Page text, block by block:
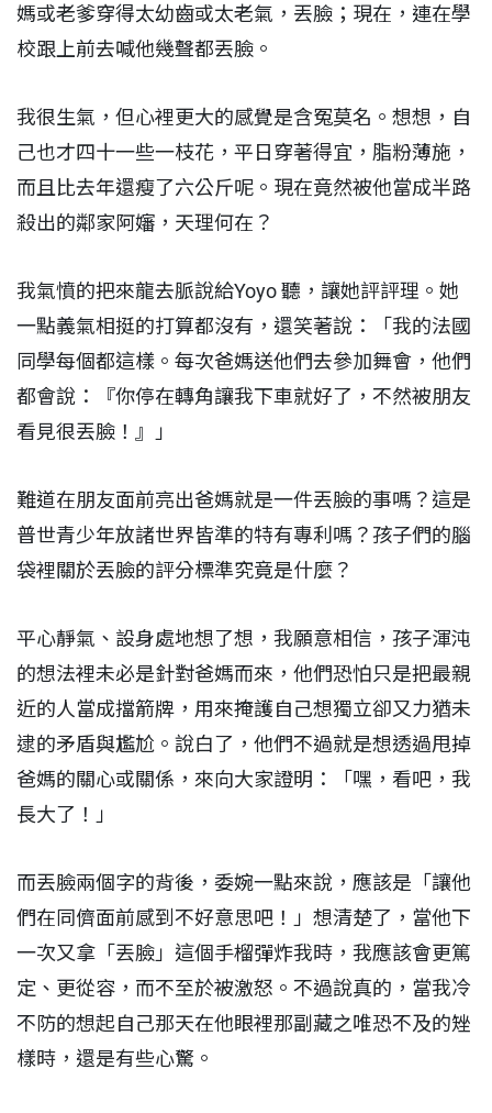
媽或老爹穿得太幼齒或太老氣，丟臉；現在，連在學
校跟上前去喊他幾聲都丟臉。
我很生氣，但心裡更大的感覺是含冤莫名。想想，自
己也才四十一些一枝花，平日穿著得宜，脂粉薄施，
而且比去年還瘦了六公斤呢。現在竟然被他當成半路
殺出的鄰家阿嬸，天理何在？
我氣憤的把來龍去脈說給Yoyo 聽，讓她評評理。她
一點義氣相挺的打算都沒有，還笑著說：「我的法國
同學每個都這樣。每次爸媽送他們去參加舞會，他們
都會說：『你停在轉角讓我下車就好了，不然被朋友
看見很丟臉！』」
難道在朋友面前亮出爸媽就是一件丟臉的事嗎？這是
普世青少年放諸世界皆準的特有專利嗎？孩子們的腦
袋裡關於丟臉的評分標準究竟是什麼？
平心靜氣、設身處地想了想，我願意相信，孩子渾沌
的想法裡未必是針對爸媽而來，他們恐怕只是把最親
近的人當成擋箭牌，用來掩護自己想獨立卻又力猶未
逮的矛盾與尷尬。說白了，他們不過就是想透過甩掉
爸媽的關心或關係，來向大家證明：「嘿，看吧，我
長大了！」
而丟臉兩個字的背後，委婉一點來說，應該是「讓他
們在同儕面前感到不好意思吧！」想清楚了，當他下
一次又拿「丟臉」這個手榴彈炸我時，我應該會更篤
定、更從容，而不至於被激怒。不過說真的，當我冷
不防的想起自己那天在他眼裡那副藏之唯恐不及的矬
樣時，還是有些心驚。